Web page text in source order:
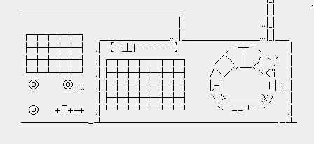
┌┬┬┬┬┐ ＿＿＿＿＿＿_....|＿＿＿＿＿＿＿...|_|＿_
├┼┼┼┼┤ .| 【-l工l-------】 , -┬- ､ ｜ ｎ
├┼┼┼┼┤ .|┌┬┬┬┬┬┬┐ ／＼ | ,/ ヽ;' ｜ |┌‐┘
└┴┴┴┴┘ .|├┼┼┼┼┼┼┤ /ヽ／´￣｀ヽ<'i | Ｌ.
◎ ◎:::;; .|├┼┼┼┼┼┼┤ |,-l l┤::｜
|├┼┼┼┼┼┼┤ ヽ,ゝ＿＿＿X/ ｜
◎ +[]+++ .|└┴┴┴┴┴┴┘ `ー--┴ ‐' .|
──────-┴───────────────‐ｰ┴